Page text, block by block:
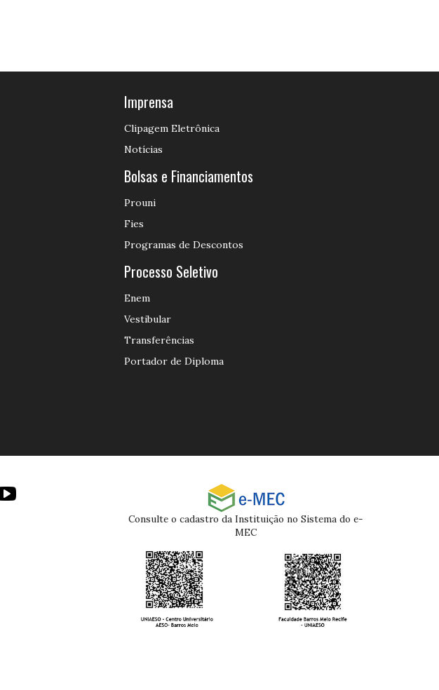
Imprensa
Clipagem Eletrônica
Notícias
Bolsas e Financiamentos
Prouni
Fies
Programas de Descontos
Processo Seletivo
Enem
Vestibular
Transferências
Portador de Diploma
Consulte o cadastro da Instituição no Sistema do e-
MEC